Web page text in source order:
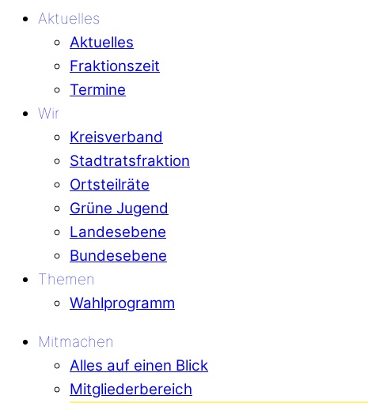
Aktuelles
Aktuelles
Fraktionszeit
Termine
Wir
Kreisverband
Stadtratsfraktion
Ortsteilräte
Grüne Jugend
Landesebene
Bundesebene
Themen
Wahlprogramm
Mitmachen
Alles auf einen Blick
Mitgliederbereich